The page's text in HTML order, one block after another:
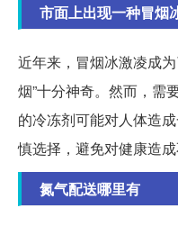
市面上出现一种冒烟
近年来，冒烟冰激凌成
烟”十分神奇。然而，需
的冷冻剂可能对人体造
慎选择，避免对健康造成
氮气配送哪里有